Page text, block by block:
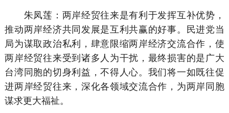
朱凤莲：两岸经贸往来是有利于发挥互补优势，
推动两岸经济共同发展是互利共赢的好事。民进党当
局为谋取政治私利，肆意限缩两岸经济交流合作，使
两岸经贸往来受到诸多人为干扰，最终损害的是广大
台湾同胞的切身利益，不得人心。我们将一如既往促
进两岸经贸往来，深化各领域交流合作，为两岸同胞
谋求更大福祉。